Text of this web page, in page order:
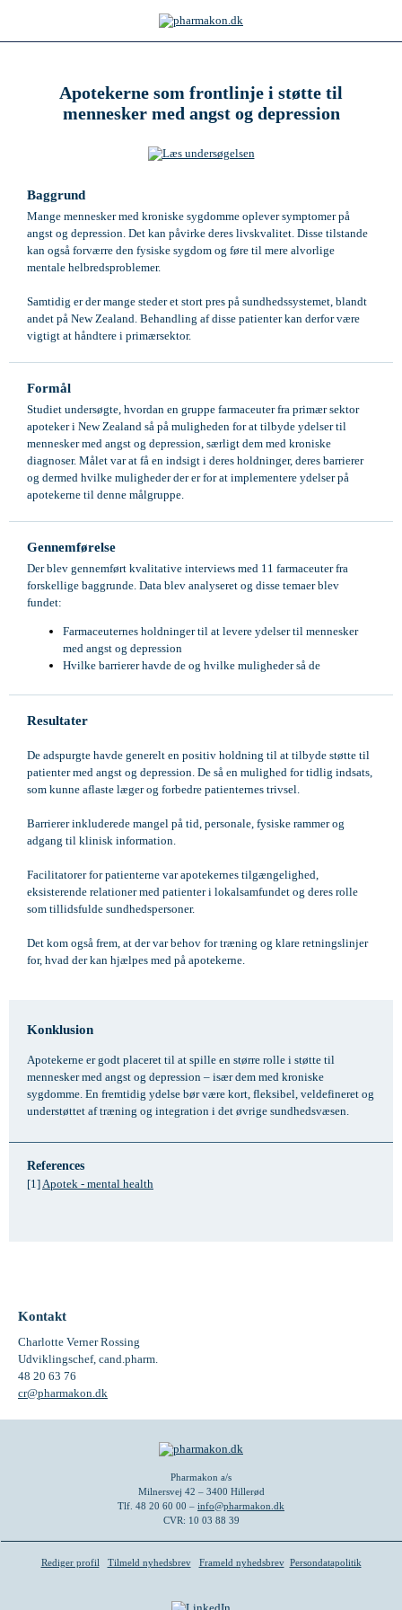
Apotekerne som frontlinje i støtte til
mennesker med angst og depression
Baggrund
Mange mennesker med kroniske sygdomme oplever symptomer på
angst og depression. Det kan påvirke deres livskvalitet. Disse tilstande
kan også forværre den fysiske sygdom og føre til mere alvorlige
mentale helbredsproblemer.
Samtidig er der mange steder et stort pres på sundhedssystemet, blandt
andet på New Zealand. Behandling af disse patienter kan derfor være
vigtigt at håndtere i primærsektor.
Formål
Studiet undersøgte, hvordan en gruppe farmaceuter fra primær sektor
apoteker i New Zealand så på muligheden for at tilbyde ydelser til
mennesker med angst og depression, særligt dem med kroniske
diagnoser. Målet var at få en indsigt i deres holdninger, deres barrierer
og dermed hvilke muligheder der er for at implementere ydelser på
apotekerne til denne målgruppe.
Gennemførelse
Der blev gennemført kvalitative interviews med 11 farmaceuter fra
forskellige baggrunde. Data blev analyseret og disse temaer blev
fundet:
Farmaceuternes holdninger til at levere ydelser til mennesker
med angst og depression
Hvilke barrierer havde de og hvilke muligheder så de
Resultater
De adspurgte havde generelt en positiv holdning til at tilbyde støtte til
patienter med angst og depression. De så en mulighed for tidlig indsats,
som kunne aflaste læger og forbedre patienternes trivsel.
Barrierer inkluderede mangel på tid, personale, fysiske rammer og
adgang til klinisk information.
Facilitatorer for patienterne var apotekernes tilgængelighed,
eksisterende relationer med patienter i lokalsamfundet og deres rolle
som tillidsfulde sundhedspersoner.
Det kom også frem, at der var behov for træning og klare retningslinjer
for, hvad der kan hjælpes med på apotekerne.
Konklusion
Apotekerne er godt placeret til at spille en større rolle i støtte til
mennesker med angst og depression – især dem med kroniske
sygdomme. En fremtidig ydelse bør være kort, fleksibel, veldefineret og
understøttet af træning og integration i det øvrige sundhedsvæsen.
References
[1]Apotek - mental health
Kontakt
Charlotte Verner Rossing
Udviklingschef, cand.pharm.
48 20 63 76
cr@pharmakon.dk
Pharmakon a/s
Milnersvej 42 – 3400 Hillerød
Tlf. 48 20 60 00 – info@pharmakon.dk
CVR: 10 03 88 39
Rediger profil Tilmeld nyhedsbrev Frameld nyhedsbrev Persondatapolitik